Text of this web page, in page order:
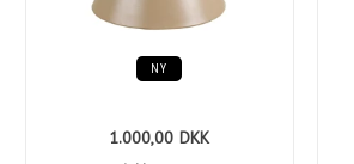
NY
1.000,00 DKK